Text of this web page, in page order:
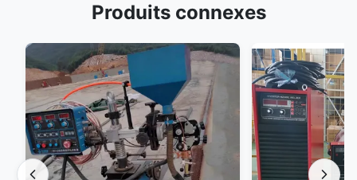
Produits connexes